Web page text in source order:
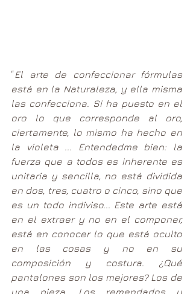
“El arte de confeccionar fórmulas
está en la Naturaleza, y ella misma
las confecciona. Si ha puesto en el
oro lo que corresponde al oro,
ciertamente, lo mismo ha hecho en
la violeta ... Entendedme bien: la
fuerza que a todos es inherente es
unitaria y sencilla, no está dividida
en dos, tres, cuatro o cinco, sino que
es un todo indiviso... Este arte está
en el extraer y no en el componer,
está en conocer lo que está oculto
en las cosas y no en su
composición y costura. ¿Qué
pantalones son los mejores? Los de
una pieza. Los remendados y